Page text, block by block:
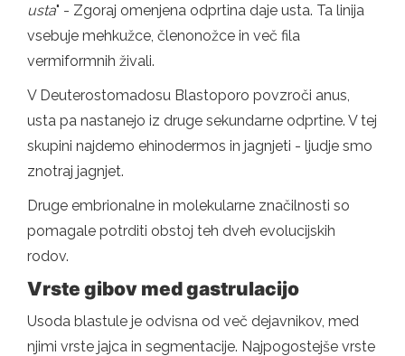
usta" - Zgoraj omenjena odprtina daje usta. Ta linija
vsebuje mehkužce, členonožce in več fila
vermiformnih živali.
V Deuterostomadosu Blastoporo povzroči anus,
usta pa nastanejo iz druge sekundarne odprtine. V tej
skupini najdemo ehinodermos in jagnjeti - ljudje smo
znotraj jagnjet.
Druge embrionalne in molekularne značilnosti so
pomagale potrditi obstoj teh dveh evolucijskih
rodov.
Vrste gibov med gastrulacijo
Usoda blastule je odvisna od več dejavnikov, med
njimi vrste jajca in segmentacije. Najpogostejše vrste